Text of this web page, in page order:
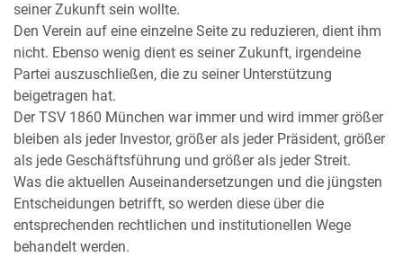
seiner Zukunft sein wollte.
Den Verein auf eine einzelne Seite zu reduzieren, dient ihm
nicht. Ebenso wenig dient es seiner Zukunft, irgendeine
Partei auszuschließen, die zu seiner Unterstützung
beigetragen hat.
Der TSV 1860 München war immer und wird immer größer
bleiben als jeder Investor, größer als jeder Präsident, größer
als jede Geschäftsführung und größer als jeder Streit.
Was die aktuellen Auseinandersetzungen und die jüngsten
Entscheidungen betrifft, so werden diese über die
entsprechenden rechtlichen und institutionellen Wege
behandelt werden.